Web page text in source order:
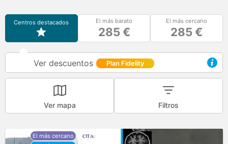
Centros destacados El más barato
285 €
El más cercano
285 €
Ver descuentos Plan Fidelity
Ver mapa Filtros